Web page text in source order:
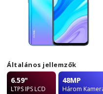
Általános jellemzők
6.59"
LTPS IPS LCD
48MP
Három Kamera